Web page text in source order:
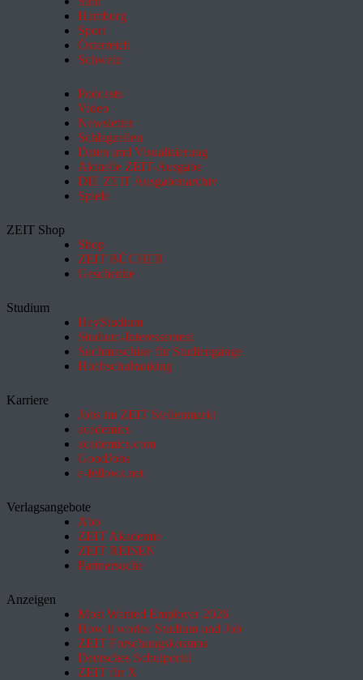
Hamburg
Sport
Österreich
Schweiz
Podcasts
Video
Newsletter
Schlagzeilen
Daten und Visualisierung
Aktuelle ZEIT-Ausgabe
DIE ZEIT Ausgabenarchiv
Spiele
ZEIT Shop
Shop
ZEIT BÜCHER
Geschenke
Studium
HeyStudium
Studium-Interessentest
Suchmaschine für Studiengänge
Hochschulranking
Karriere
Jobs im ZEIT Stellenmarkt
academics
academics.com
GoodJobs
e-fellows.net
Verlagsangebote
Abo
ZEIT Akademie
ZEIT REISEN
Partnersuche
Anzeigen
Most Wanted Employer 2026
How it works: Studium und Job
ZEIT Forschungskosmos
Deutsches Schulportal
ZEIT für X